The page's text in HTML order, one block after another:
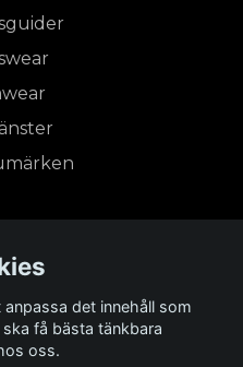
Prenumerera
det innehåll som
få bästa tänkbara
oss.